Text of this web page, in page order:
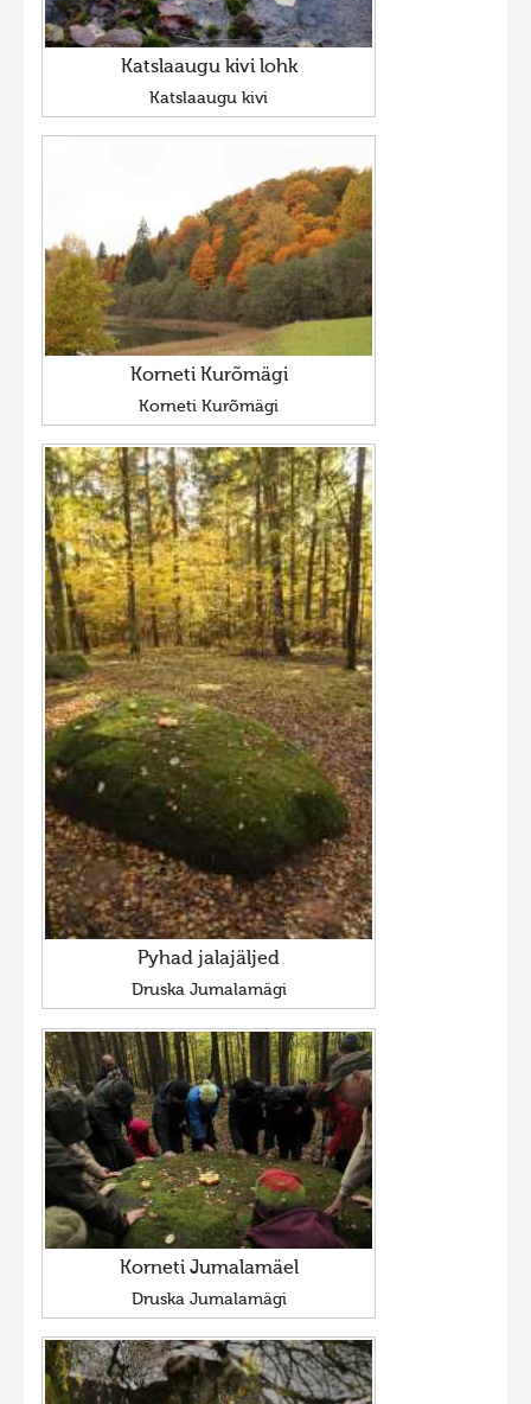
Hiite kuvavõistlus 2022 lisa
Liikuvad kuvad 2022
Hiite kuvavõistlus 2021
Liikuvad kuvad 2021
Hiite kuvavõistlus 2020
Hiite kuvavõistlus 2020 lisa
Liikuvad kuvad 2020
Hiite kuvavõistlus 2019
Hiite kuvavõistlus 2018
Hiite kuvavõistlus 2017
Hiite kuvavõistlus 2016
Hiite kuvavõistlus 2015
Hiite kuvavõistlus 2014
Hiite kuvavõistlus 2013
Hiite kuvavõistlus 2012
Hiite kuvavõistlus 2011
Hiite kuvavõistlus 2010
Hiite kuvavõistlus 2009
Hiite kuvavõistlus 2008
Kontakt
Katslaaugu kivi lohk
Katslaaugu kivi
Korneti Kurõmägi
Korneti Kurõmägi
Pyhad jalajäljed
Druska Jumalamägi
Korneti Jumalamäel
Druska Jumalamägi